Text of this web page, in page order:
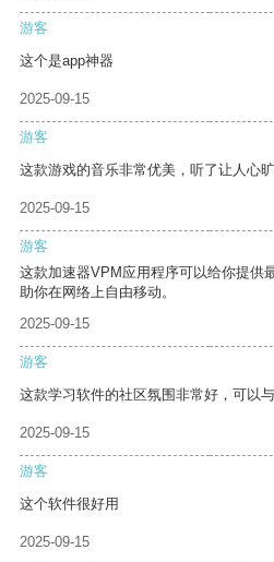
游客
这个是app神器
2025-09-15
游客
这款游戏的音乐非常优美，听了让人心旷
2025-09-15
游客
这款加速器VPM应用程序可以给你提供
助你在网络上自由移动。
2025-09-15
游客
这款学习软件的社区氛围非常好，可以
2025-09-15
游客
这个软件很好用
2025-09-15